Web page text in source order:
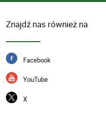
Znajdź nas również na
Facebook
YouTube
X